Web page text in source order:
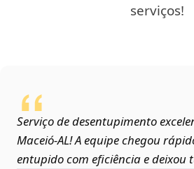
serviços!
Serviço de desentupimento
Maceió‑AL! A equipe chegou
entupido com eficiência e deixou